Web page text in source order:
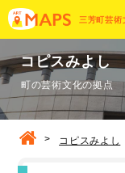
三芳町芸術
コピスみよし
町の芸術文化の拠点
> コピスみよし